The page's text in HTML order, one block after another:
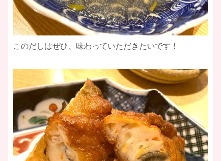
このだしはぜひ、味わっていただきたいです！